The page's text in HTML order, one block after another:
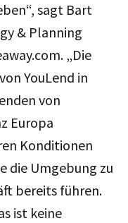
sagt Bart
& Planning
„Die
YouLend in
von
Europa
Konditionen
die Umgebung zu
bereits führen.
ist keine